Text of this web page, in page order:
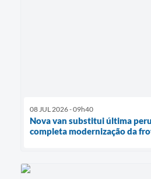
08 JUL 2026 - 09h40
Nova van substitui última
completa modernização da